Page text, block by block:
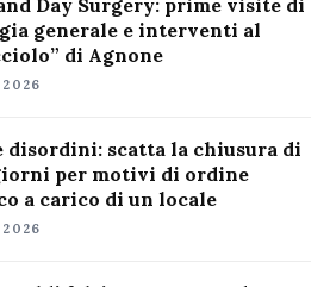
generale e interventi al
di Agnone
disordini: scatta la chiusura di
per motivi di ordine
a carico di un locale